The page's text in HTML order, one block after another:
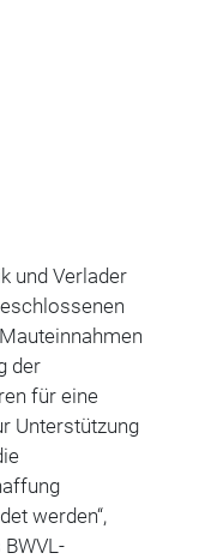
und Verlader
der
für eine
Unterstützung
werden“,